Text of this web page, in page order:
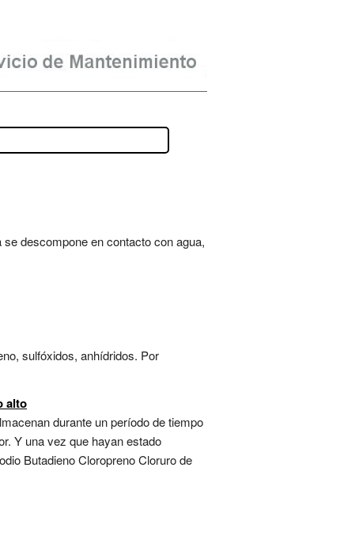
descompone en contacto con agua,
sulfóxidos, anhídridos. Por
alto
durante un período de tiempo
Y una vez que hayan estado
Butadieno Cloropreno Cloruro de